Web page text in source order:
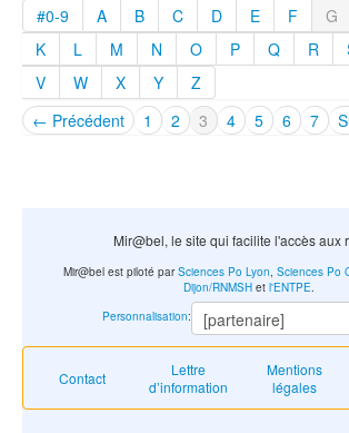
#0-9 A B C D E F G
K
L M N O P Q R
V
W X Y
Z
← Précédent
1 2 3 4 5 6 7
Mir@bel, le site qui facilite l'accès aux
Contact
Lettre
d’information
Mentions
légales
Mir@bel est piloté parSciences Po Lyon, Sciences Po
Dijon/RNMSH et l'ENTPE.
Personnalisation: